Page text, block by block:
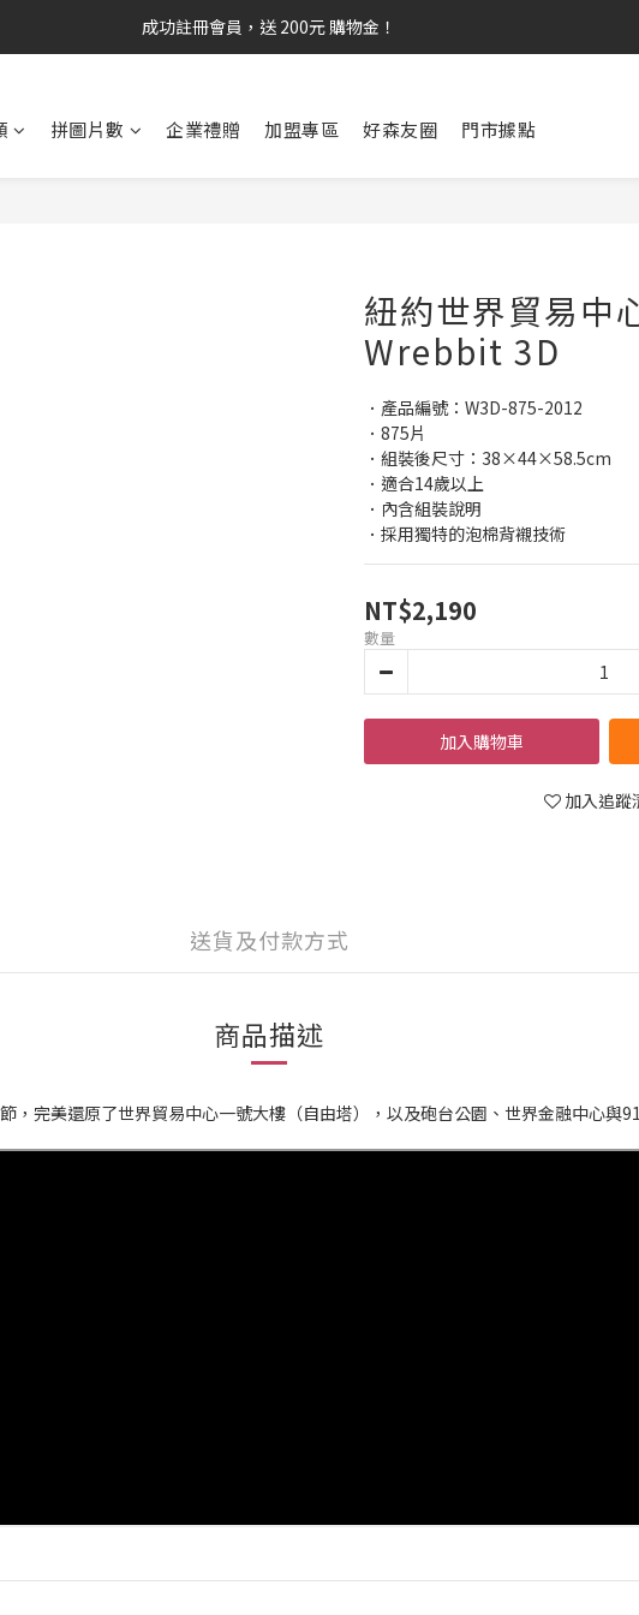
成功註冊會員，送 200元 購物金！
拼圖片數 企業禮贈 加盟專區 好森友圈 門市據點
紐約世界貿易中
Wrebbit 3D
．產品編號：W3D-875-2012
．875片
．組裝後尺寸：38×44×58.5cm
．適合14歲以上
．內含組裝說明
．採用獨特的泡棉背襯技術
NT$2,190
數量
加入購物車
加入追蹤
送貨及付款方式
商品描述
，完美還原了世界貿易中心一號大樓（自由塔），以及砲台公園、世界金融中心與